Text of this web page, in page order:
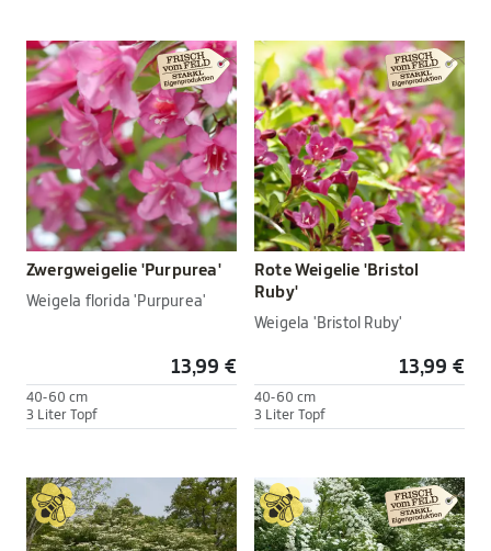
Zwergweigelie 'Purpurea'
Weigela florida 'Purpurea'
13,99 €
40-60 cm
3 Liter Topf
Rote Weigelie 'Bristol
Ruby'
Weigela 'Bristol Ruby'
13,99 €
40-60 cm
3 Liter Topf